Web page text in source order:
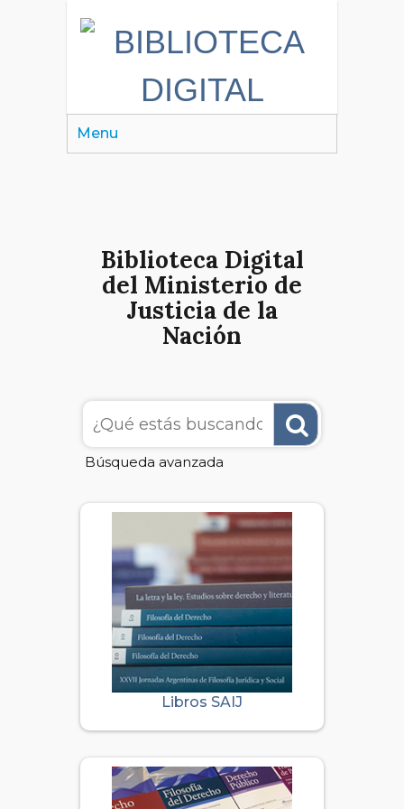
Menu
Biblioteca Digital
del Ministerio de
Justicia de la
Nación
Búsqueda avanzada
Libros SAIJ